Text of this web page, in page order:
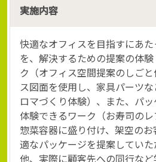
実施内容
快適なオフィスを目指すにあ
を、解決するための提案の体
ク（オフィス空間提案のしご
ス図面を使用し、家具パーツ
ロマづくり体験）、また、パ
体験できるワーク（お寿司の
惣菜容器に盛り付け、架空の
適なパッケージを提案してい
他、実際に顧客先への同行な